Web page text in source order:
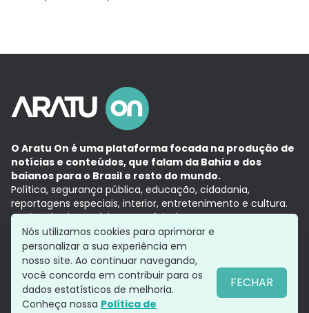
O Aratu On é uma plataforma focada na produção de
notícias e conteúdos, que falam da Bahia e dos
baianos para o Brasil e resto do mundo.
Política, segurança pública, educação, cidadania,
reportagens especiais, interior, entretenimento e cultura.
Aqui, tudo vira notícia e a notícia é no tempo presente,
com a credibilidade do Grupo Aratu.
Grupo Aratu
Política de privacidade
Siga-nos
Nós utilizamos cookies para aprimorar e
personalizar a sua experiência em
nosso site. Ao continuar navegando,
você concorda em contribuir para os
dados estatísticos de melhoria.
Conheça nossa Política de
FECHAR